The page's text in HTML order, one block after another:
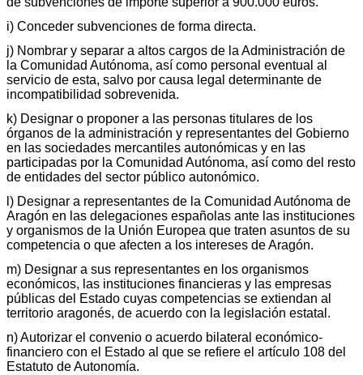
i) Conceder subvenciones de forma directa.
j) Nombrar y separar a altos cargos de la Administración de
la Comunidad Autónoma, así como personal eventual al
servicio de esta, salvo por causa legal determinante de
incompatibilidad sobrevenida.
k) Designar o proponer a las personas titulares de los
órganos de la administración y representantes del Gobierno
en las sociedades mercantiles autonómicas y en las
participadas por la Comunidad Autónoma, así como del resto
de entidades del sector público autonómico.
l) Designar a representantes de la Comunidad Autónoma de
Aragón en las delegaciones españolas ante las instituciones
y organismos de la Unión Europea que traten asuntos de su
competencia o que afecten a los intereses de Aragón.
m) Designar a sus representantes en los organismos
económicos, las instituciones financieras y las empresas
públicas del Estado cuyas competencias se extiendan al
territorio aragonés, de acuerdo con la legislación estatal.
n) Autorizar el convenio o acuerdo bilateral económico-
financiero con el Estado al que se refiere el artículo 108 del
Estatuto de Autonomía.